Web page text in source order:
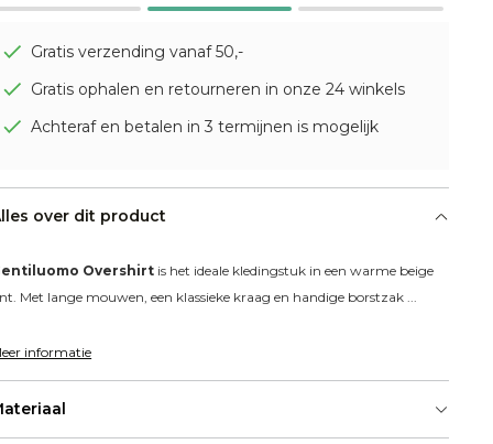
Gratis verzending vanaf 50,-
Gratis ophalen en retourneren in onze 24 winkels
Achteraf en betalen in 3 termijnen is mogelijk
over dit product
Overshirt is het ideale kledingstuk in een warme beige
Met lange mouwen, een klassieke kraag en handige borstzak ...
informatie